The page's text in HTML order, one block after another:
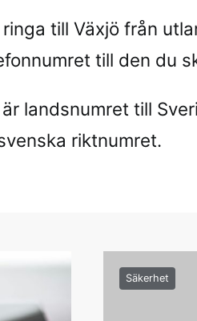
till Växjö från
till den du
landsnumret till
riktnumret.
Säkerhet